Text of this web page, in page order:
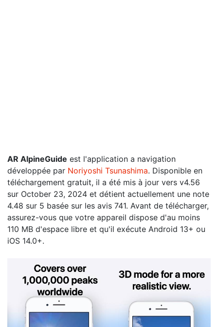
AR AlpineGuide est l'application a navigation
développée par Noriyoshi Tsunashima. Disponible en
téléchargement gratuit, il a été mis à jour vers v4.56
sur October 23, 2024 et détient actuellement une note
4.48 sur 5 basée sur les avis 741. Avant de télécharger,
assurez-vous que votre appareil dispose d'au moins
110 MB d'espace libre et qu'il exécute Android 13+ ou
iOS 14.0+.